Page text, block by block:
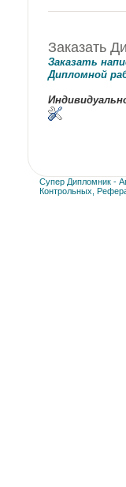
Заказать
Заказать
Дипломной
Супер Дипломник -
Контрольных,